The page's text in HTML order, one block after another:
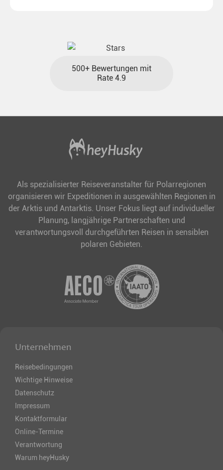
500+ Bewertungen mit
Rate 4.9
Als spezialisierter Reiseveranstalter für Polarregionen
organisieren wir Expeditionen in ausgewählten Regionen in
der Arktis und Antarktis. Unser Fokus liegt auf individueller
Planung, langjährige Partnerschaften und
verantwortungsvoll durchgeführten Reisen in sensiblen
polaren Gebieten.
Unternehmen
Reisebedingungen
Wichtige Hinweise
Datenschutz
Impressum
Kontaktformular
Online-Termine
Verantwortung
Warum heyHusky